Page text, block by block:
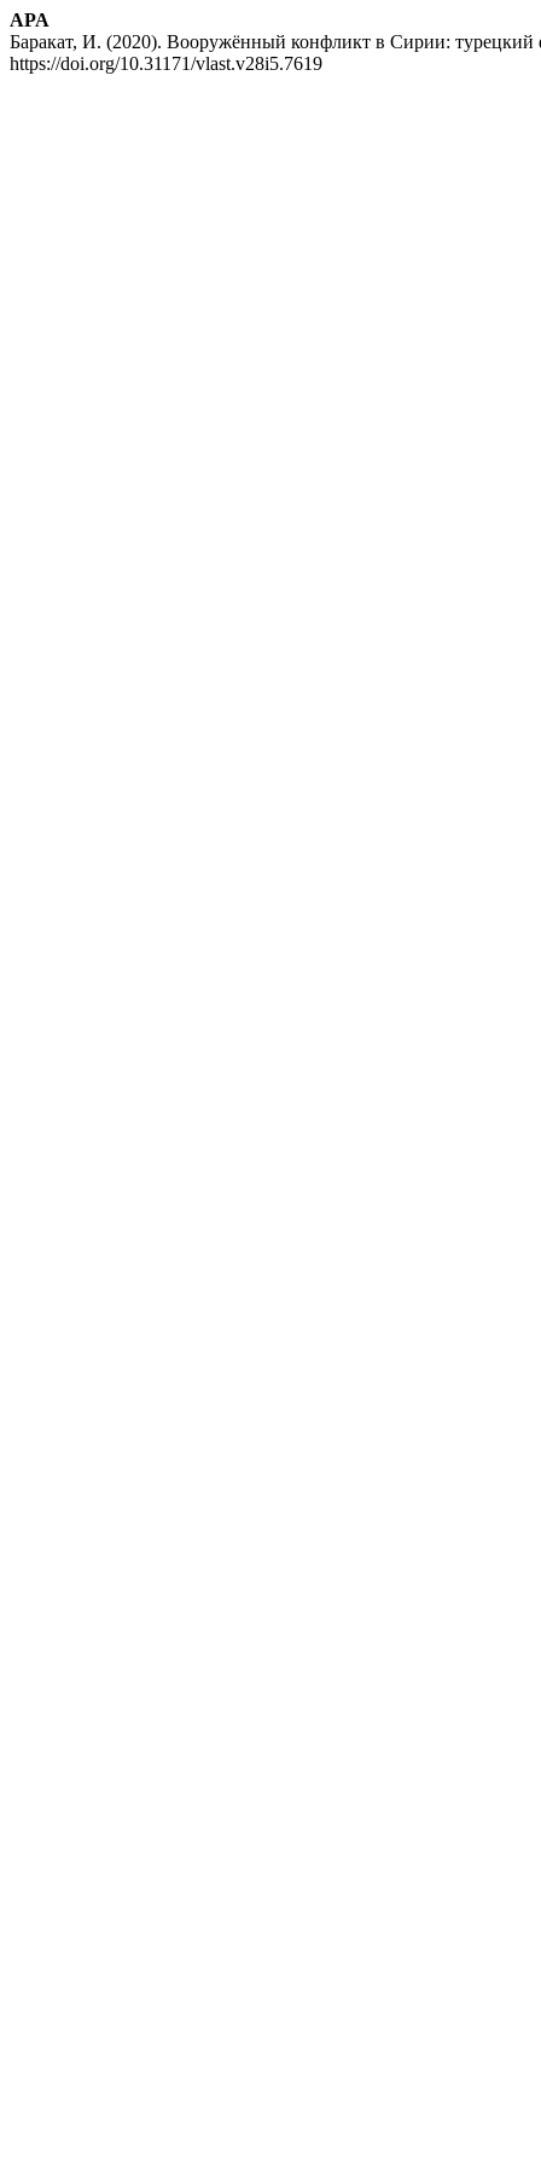
APA
Баракат, И. (2020). Вооружённый конфликт в Сирии: турецкий
https://doi.org/10.31171/vlast.v28i5.7619